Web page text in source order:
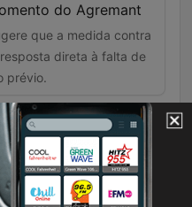
do Agremant
que a medida contra
direta à falta de
prévio.
Alfredo Gaspar como